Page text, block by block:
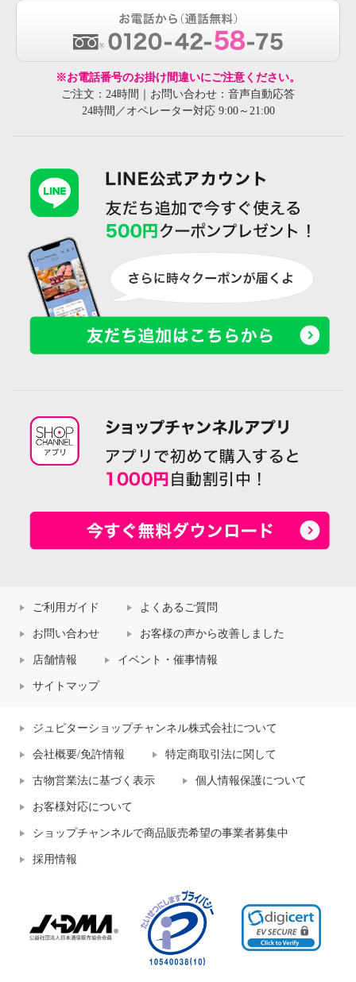
※お電話番号のお掛け間違いにご注意ください。
ご注文：24時間｜お問い合わせ：音声自動応答
24時間／オペレーター対応 9:00～21:00
ご利用ガイド よくあるご質問
お問い合わせ お客様の声から改善しました
店舗情報 イベント・催事情報
サイトマップ
ジュピターショップチャンネル株式会社について
会社概要/免許情報 特定商取引法に関して
古物営業法に基づく表示 個人情報保護について
お客様対応について
ショップチャンネルで商品販売希望の事業者募集中
採用情報